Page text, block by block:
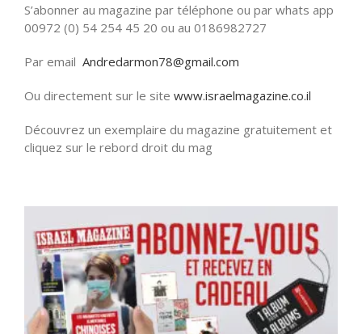
S’abonner au magazine par téléphone ou par whats app
00972 (0) 54 254 45 20 ou au 0186982727
Par email Andredarmon78@gmail.com
Ou directement sur le site www.israelmagazine.co.il
Découvrez un exemplaire du magazine gratuitement et
cliquez sur le rebord droit du mag